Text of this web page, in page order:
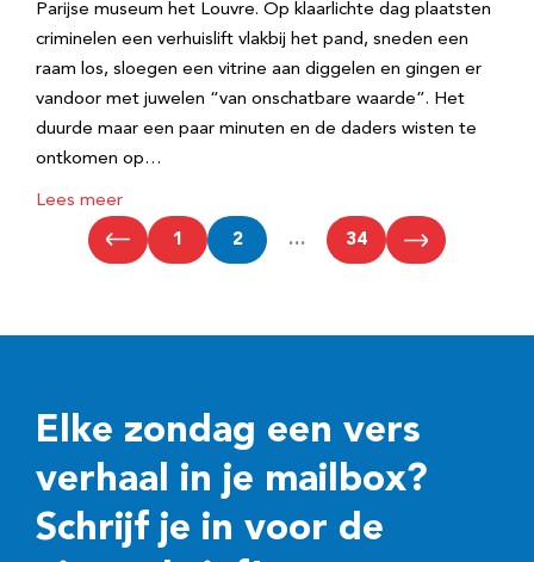
Parijse museum het Louvre. Op klaarlichte dag plaatsten
criminelen een verhuislift vlakbij het pand, sneden een
raam los, sloegen een vitrine aan diggelen en gingen er
vandoor met juwelen “van onschatbare waarde”. Het
duurde maar een paar minuten en de daders wisten te
ontkomen op…
Lees meer
1 2 … 34
Elke zondag een vers
verhaal in je mailbox?
Schrijf je in voor de